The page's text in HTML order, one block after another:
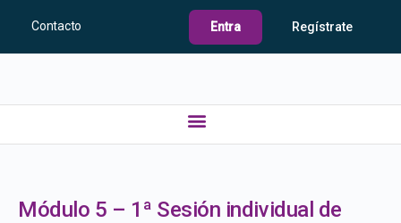
Contacto Entra Regístrate
Módulo 5 – 1ª Sesión individual de